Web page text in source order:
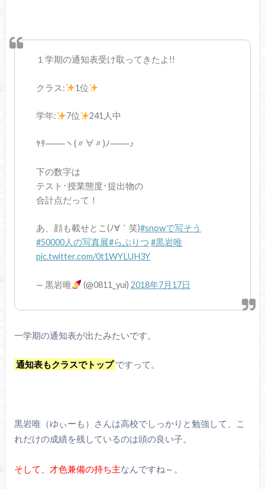
１学期の通知表受け取ってきたよ!!
クラス: 1位
学年: 7位 241人中
ﾔﾀ───ヽ(〃∀〃)ﾉ───♪
下の数字は
テスト･授業態度･提出物の
合計点だって！
あ、顔も載せとこ(ﾉ∀｀笑)#snowで写そう
#50000人の写真展#らぶりつ #黒岩唯
pic.twitter.com/0t1WYLUH3Y
— 黒岩唯 (@0811_yui) 2018年7月17日
一学期の通知表が出たみたいです。
通知表もクラスでトップ ですって。
黒岩唯（ゆぃーも）さんは高校でしっかりと勉強して、こ
れだけの成績を残しているのは頭の良い子。
そして、 才色兼備の持ち主なんですね～。